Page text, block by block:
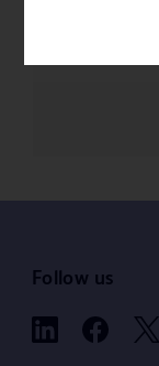
Follow us